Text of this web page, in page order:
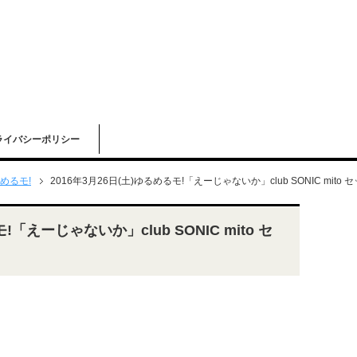
イバシーポリシー
るモ! 2016年3月26日(土)ゆるめるモ!「えーじゃないか」club SONIC mito セ
!「えーじゃないか」club SONIC mito セ